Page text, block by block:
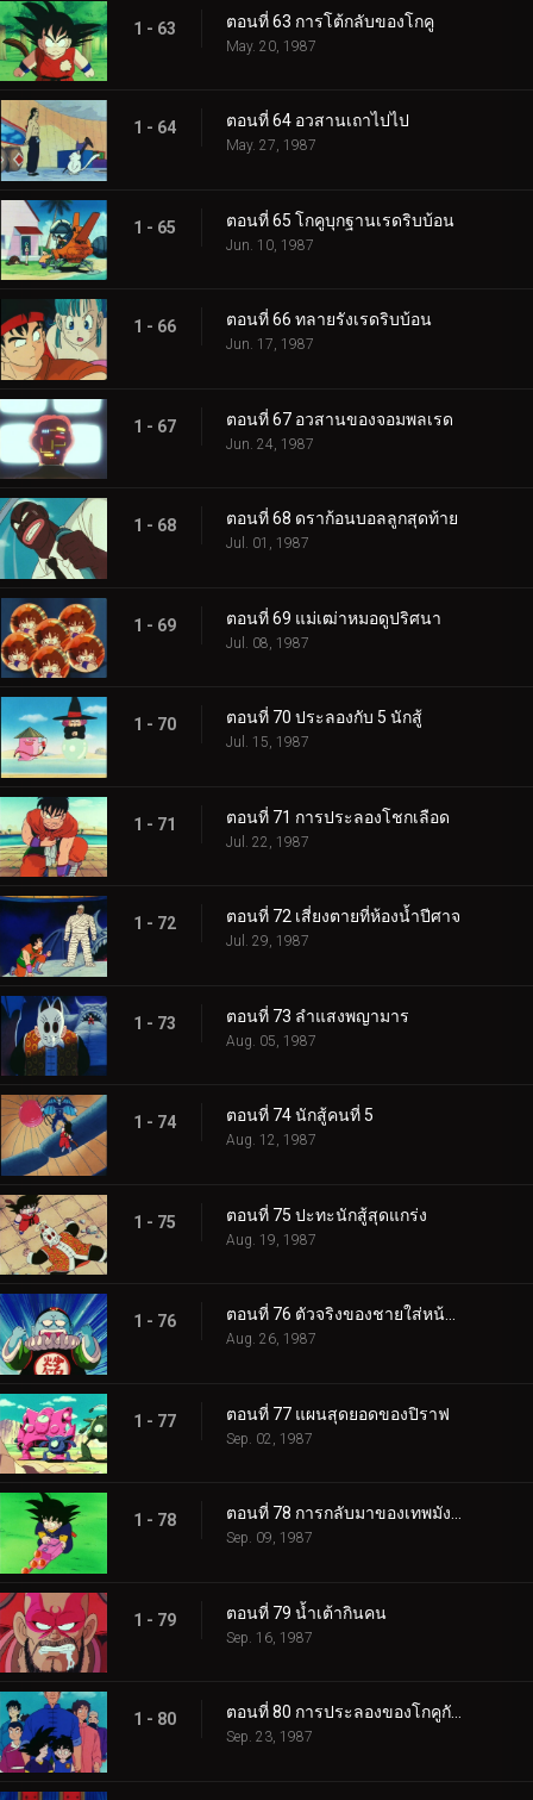
1 - 63 ตอนที่ 63 การโต้กลับของโกคู
May. 20, 1987
1 - 64 ตอนที่ 64 อวสานเถาไปไป
May. 27, 1987
1 - 65 ตอนที่ 65 โกคูบุกฐานเรดริบบ้อน
Jun. 10, 1987
1 - 66 ตอนที่ 66 ทลายรังเรดริบบ้อน
Jun. 17, 1987
1 - 67 ตอนที่ 67 อวสานของจอมพลเรด
Jun. 24, 1987
1 - 68 ตอนที่ 68 ดราก้อนบอลลูกสุดท้าย
Jul. 01, 1987
1 - 69 ตอนที่ 69 แม่เฒ่าหมอดูปริศนา
Jul. 08, 1987
1 - 70 ตอนที่ 70 ประลองกับ 5 นักสู้
Jul. 15, 1987
1 - 71 ตอนที่ 71 การประลองโชกเลือด
Jul. 22, 1987
1 - 72 ตอนที่ 72 เสี่ยงตายที่ห้องน้ำปีศาจ
Jul. 29, 1987
1 - 73 ตอนที่ 73 ลำแสงพญามาร
Aug. 05, 1987
1 - 74 ตอนที่ 74 นักสู้คนที่ 5
Aug. 12, 1987
1 - 75 ตอนที่ 75 ปะทะนักสู้สุดแกร่ง
Aug. 19, 1987
1 - 76 ตอนที่ 76 ตัวจริงของชายใส่หน้ากาก
Aug. 26, 1987
1 - 77 ตอนที่ 77 แผนสุดยอดของปิราฟ
Sep. 02, 1987
1 - 78 ตอนที่ 78 การกลับมาของเทพมังกร
Sep. 09, 1987
1 - 79 ตอนที่ 79 น้ำเต้ากินคน
Sep. 16, 1987
1 - 80 ตอนที่ 80 การประลองของโกคูกับเทียนหลง
Sep. 23, 1987